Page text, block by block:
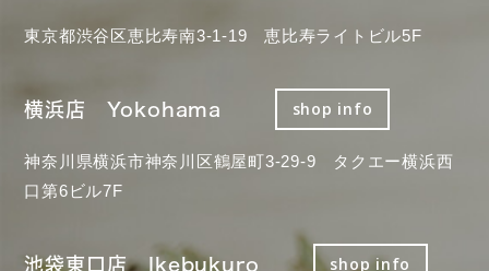
東京都渋谷区恵比寿南3-1-19 恵比寿ライトビル5F
横浜店 Yokohama shop info
神奈川県横浜市神奈川区鶴屋町3-29-9 タクエー横浜西
口第6ビル7F
池袋東口店 Ikebukuro shop info